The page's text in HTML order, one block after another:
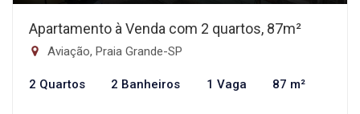
Apartamento à Venda com 2 quartos, 87m²
Aviação, Praia Grande-SP
2 Quartos 2 Banheiros 1 Vaga 87 m²